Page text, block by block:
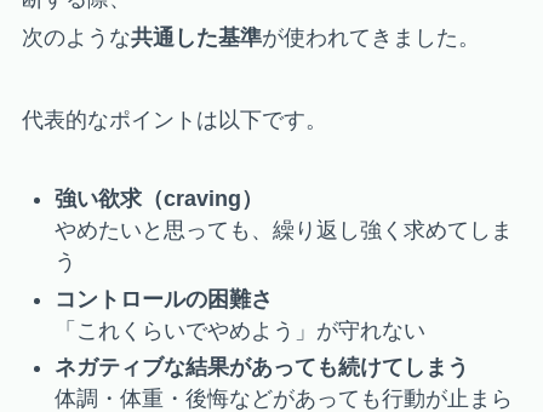
次のような共通した基準が使われてきました。
代表的なポイントは以下です。
強い欲求（craving）
やめたいと思っても、繰り返し強く求めてしま
う
コントロールの困難さ
「これくらいでやめよう」が守れない
ネガティブな結果があっても続けてしまう
体調・体重・後悔などがあっても行動が止まら